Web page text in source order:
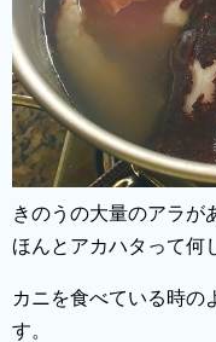
きのうの大量のアラが
ほんとアカハタって何
カニを食べている時の
す。